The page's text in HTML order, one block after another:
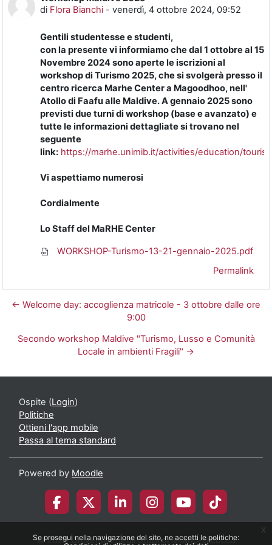
Se prosegui nella navigazione del sito, ne accetti le politiche:
x
di Flora Bianchi - venerdì, 4 ottobre 2024, 09:52
Gentili studentesse e studenti,
con la presente vi informiamo che dal 1 ottobre al 15
Novembre 2024 sono aperte le iscrizioni al
workshop di Turismo 2025, che si svolgerà presso il
centro ricerca Marhe Center a Magoodhoo, nell'
Atollo di Faafu alle Maldive. A gennaio 2025 sono
previsti due turni di workshop (base e avanzato) e
tutte le informazioni dettagliate si trovano nel
seguente
link: https://marhe.unimib.it/activities/education/
Vi aspettiamo numerosi
Cordialmente
Lo Staff del MaRHE Center
WORKSHOP-Turismo-13-21-gennaio-2025.pdf
Permalink
← Welcome day: accoglienza matricole - 3 ottobre dalle ore
9:00
Secondo workshop Maldive "Turismo, Lusso e Comunità
Locale in ambienti Fragili" →
Ospite (Login)
Politiche
Ottieni l'app mobile
Passa al tema standard
Powered by Moodle
© 2026 Università degli Studi di Milano-Bicocca